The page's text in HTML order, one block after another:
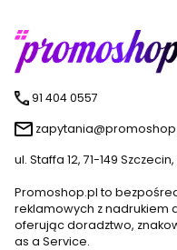
91 404 0557
ul. Staffa 12, 71-149 Szczecin,
Promoshop.pl to
reklamowych z nadrukiem
oferując doradztwo,
as a Service.